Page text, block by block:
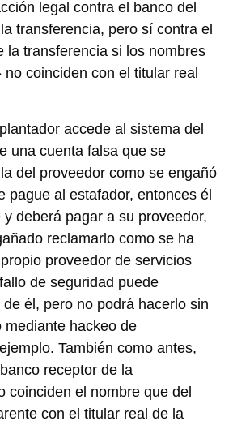
legal contra el banco del
transferencia, pero sí contra el
la transferencia si los nombres
coinciden con el titular real
accede al sistema del
una cuenta falsa que se
del proveedor como se engañó
pague al estafador, entonces él
deberá pagar a su proveedor,
reclamarlo como se ha
proveedor de servicios
de seguridad puede
él, pero no podrá hacerlo sin
mediante hackeo de
También como antes,
receptor de la
coinciden el nombre que del
con el titular real de la